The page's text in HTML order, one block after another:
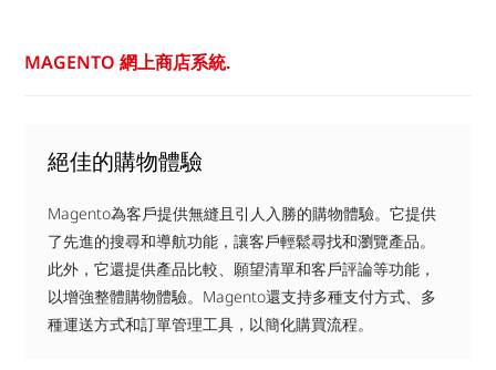
MAGENTO 網上商店系統.
絕佳的購物體驗
Magento為客戶提供無縫且引人入勝的購物體驗。它提供
了先進的搜尋和導航功能，讓客戶輕鬆尋找和瀏覽產品。
此外，它還提供產品比較、願望清單和客戶評論等功能，
以增強整體購物體驗。Magento還支持多種支付方式、多
種運送方式和訂單管理工具，以簡化購買流程。